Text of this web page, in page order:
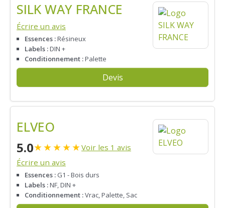
SILK WAY FRANCE
Écrire un avis
Essences :Résineux
Labels :DIN +
Conditionnement :Palette
Devis
ELVEO
5.0★★★★★Voir les 1 avis
Écrire un avis
Essences : G1 - Bois durs
Labels :NF, DIN +
Conditionnement :Vrac, Palette, Sac